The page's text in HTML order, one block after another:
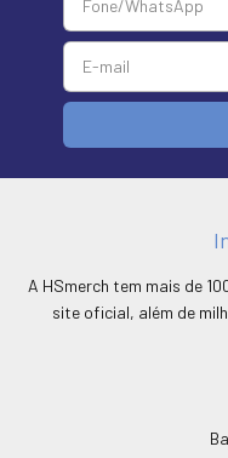
A HSmerch tem mais de
site oficial, além de